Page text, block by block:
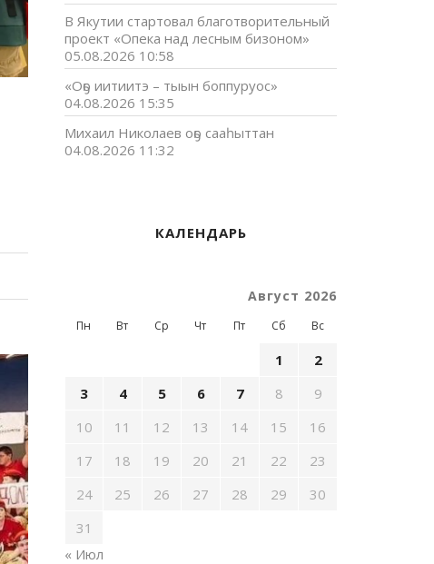
В Якутии стартовал благотворительный
проект «Опека над лесным бизоном»
05.08.2026 10:58
«Оҕо иитиитэ – тыын боппуруос»
04.08.2026 15:35
Михаил Николаев оҕо сааһыттан
04.08.2026 11:32
КАЛЕНДАРЬ
Август 2026
Пн Вт Ср Чт Пт Сб Вс
1
2
3
4 5 6 7 8
9
10
11 12 13 14 15
16
17
18 19 20 21 22
23
24
25 26 27 28 29
30
31
« Июл